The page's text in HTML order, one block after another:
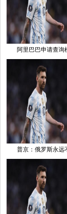
阿里巴巴申请查询
普京：俄罗斯永远